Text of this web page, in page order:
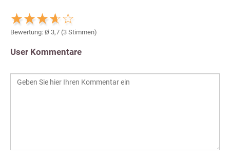
Bewertung: Ø 3,7 (3 Stimmen)
User Kommentare